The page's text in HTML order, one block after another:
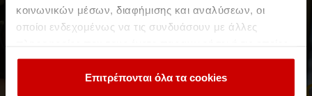
κοινωνικών μέσων, διαφήμισης και αναλύσεων, οι
οποίοι ενδεχομένως να τις συνδυάσουν με άλλες
έχουν συλλέξει σε σχέση με την από μέρους σας χρήση
των υπηρεσιών τους.Επιτρέπονται όλα τα cookies
BioSensors SmartLab: αλλάζουμε τα
δεδομένα στην επιστημονική έρευνα